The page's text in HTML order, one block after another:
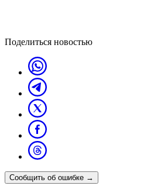
Поделиться новостью
Сообщить об ошибке →